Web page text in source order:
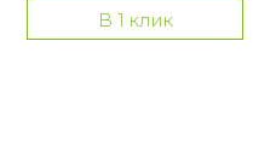
В 1 клик